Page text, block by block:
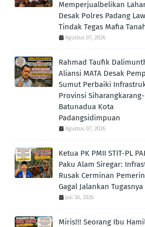
Memperjualbelikan
Desak Polres Padang
Tindak Tegas Mafia
Agustus 07, 2026
Rahmad Taufik
Aliansi MATA Desak
Sumut Perbaiki
Provinsi Siharangkarang-
Batunadua Kota
Padangsidimpuan
Agustus 07, 2026
Ketua PK PMII STIT-PL
Paku Alam Siregar:
Rusak Cerminan
Gagal Jalankan Tugasnya
Juli 30, 2026
Miris!!! Seorang Ibu